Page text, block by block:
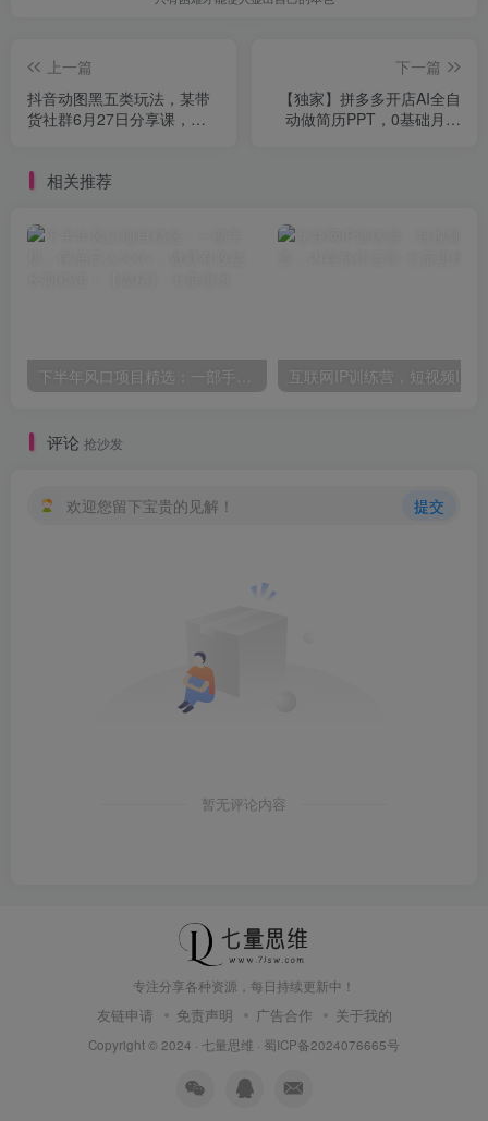
上一篇
抖音动图黑五类玩法，某带
货社群6月27日分享课，即
下一篇
【独家】拼多多开店AI全自
动做简历PPT，0基础月入
相关推荐
评论 抢沙发
欢迎您留下宝贵的见解！ 提交
暂无评论内容
专注分享各种资源，每日持续更新中！
友链申请 免责声明 广告合作 关于我的
Copyright © 2024 · 七量思维 · 蜀ICP备2024076665号